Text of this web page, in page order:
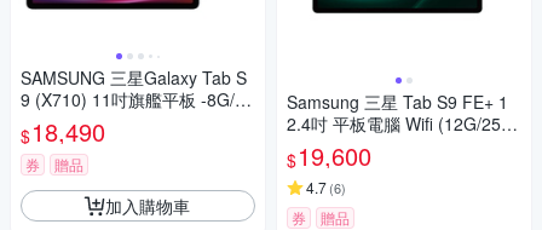
SAMSUNG 三星Galaxy Tab S
9 (X710) 11吋旗艦平板 -8G/12
8G
$18,490
券 贈品
加入購物車
Samsung 三星 Tab S9 FE+ 1
2.4吋 平板電腦 Wifi (12G/256
G/X610)
$19,600
4.7(6)
券 贈品